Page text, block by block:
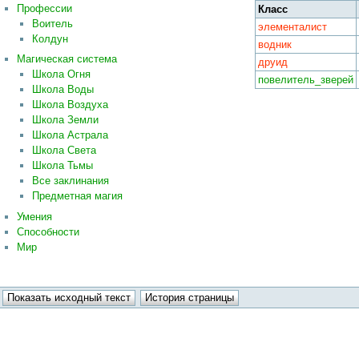
Профессии
Воитель
Колдун
Магическая система
Школа Огня
Школа Воды
Школа Воздуха
Школа Земли
Школа Астрала
Школа Света
Школа Тьмы
Все заклинания
Предметная магия
Умения
Способности
Мир
Класс
элементалист
водник
друид
повелитель_зверей